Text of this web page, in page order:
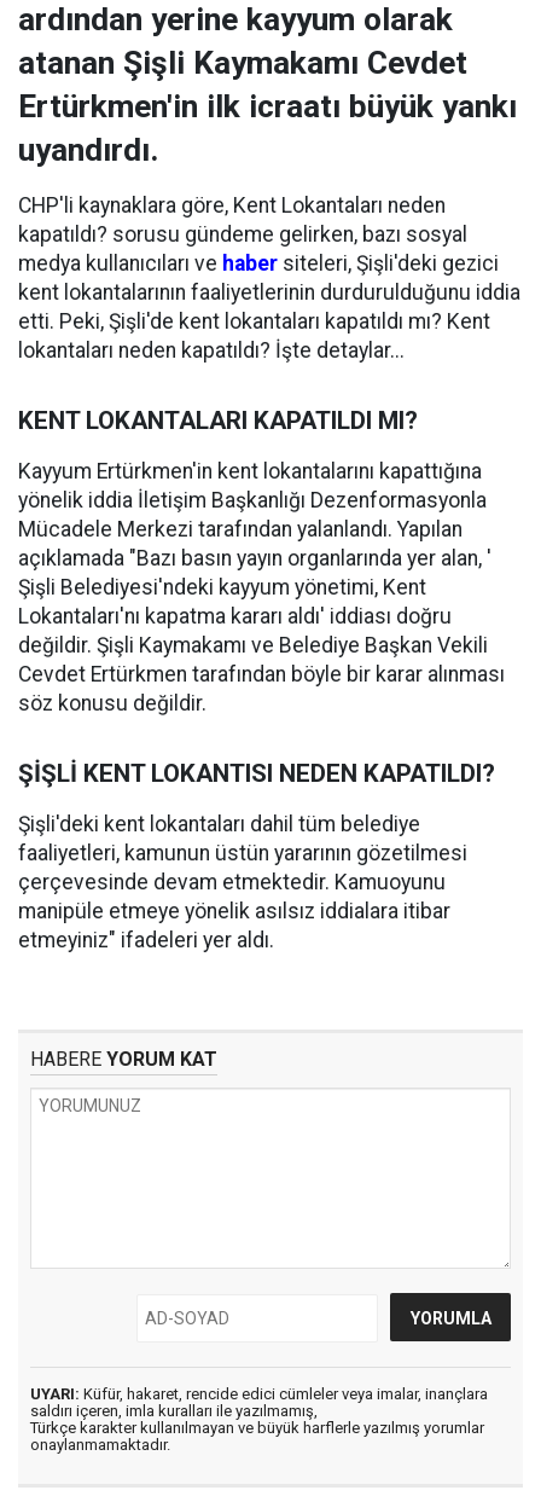
ardından yerine kayyum olarak
atanan Şişli Kaymakamı Cevdet
Ertürkmen'in ilk icraatı büyük yankı
uyandırdı.
CHP'li kaynaklara göre, Kent Lokantaları neden
kapatıldı? sorusu gündeme gelirken, bazı sosyal
medya kullanıcıları ve haber siteleri, Şişli'deki gezici
kent lokantalarının faaliyetlerinin durdurulduğunu iddia
etti. Peki, Şişli'de kent lokantaları kapatıldı mı? Kent
lokantaları neden kapatıldı? İşte detaylar...
KENT LOKANTALARI KAPATILDI MI?
Kayyum Ertürkmen'in kent lokantalarını kapattığına
yönelik iddia İletişim Başkanlığı Dezenformasyonla
Mücadele Merkezi tarafından yalanlandı. Yapılan
açıklamada "Bazı basın yayın organlarında yer alan, '
Şişli Belediyesi'ndeki kayyum yönetimi, Kent
Lokantaları'nı kapatma kararı aldı' iddiası doğru
değildir. Şişli Kaymakamı ve Belediye Başkan Vekili
Cevdet Ertürkmen tarafından böyle bir karar alınması
söz konusu değildir.
ŞİŞLİ KENT LOKANTISI NEDEN KAPATILDI?
Şişli'deki kent lokantaları dahil tüm belediye
faaliyetleri, kamunun üstün yararının gözetilmesi
çerçevesinde devam etmektedir. Kamuoyunu
manipüle etmeye yönelik asılsız iddialara itibar
etmeyiniz" ifadeleri yer aldı.
HABERE YORUM KAT
UYARI: Küfür, hakaret, rencide edici cümleler veya imalar, inançlara
saldırı içeren, imla kuralları ile yazılmamış,
Türkçe karakter kullanılmayan ve büyük harflerle yazılmış yorumlar
onaylanmamaktadır.